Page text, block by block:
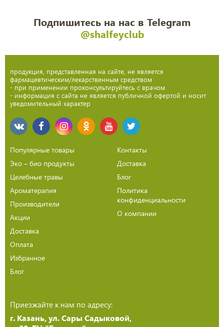
Подпишитесь на нас в Telegram
@shalfeyclub
продукция, представленная на сайте, не является
фармацевтическим/лекарственным средством
- при применении проконсультируйтесь с врачом
- информация с сайта не является публичной офертой и носит
уведомительный характер
Популярные товары
Эко – био продукты
Целебные травы
Ароматерапия
Производители
Акции
Доставка
Оплата
Избранное
Блог
Контакты
Доставка
Блог
Политика
конфиденциальности
О компании
Приезжайте к нам по адресу:
г. Казань, ул. Сары Садыковой,